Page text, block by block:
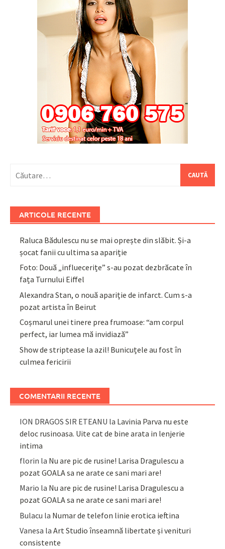
după:
ARTICOLE RECENTE
Raluca Bădulescu nu se mai oprește din slăbit. Și-a
șocat fanii cu ultima sa apariție
Foto: Două „influecerițe” s-au pozat dezbrăcate în
fața Turnului Eiffel
Alexandra Stan, o nouă apariție de infarct. Cum s-a
pozat artista în Beirut
Coșmarul unei tinere prea frumoase: “am corpul
perfect, iar lumea mă invidiază”
Show de striptease la azil! Bunicuțele au fost în
culmea fericirii
COMENTARII RECENTE
ION DRAGOS SIR ETEANU la Lavinia Parva nu este
deloc rusinoasa. Uite cat de bine arata in lenjerie
intima
florin la Nu are pic de rusine! Larisa Dragulescu a
pozat GOALA sa ne arate ce sani mari are!
Mario la Nu are pic de rusine! Larisa Dragulescu a
pozat GOALA sa ne arate ce sani mari are!
Bulacu la Numar de telefon linie erotica ieftina
Vanesa laArt Studio înseamnă libertate și venituri
consistente